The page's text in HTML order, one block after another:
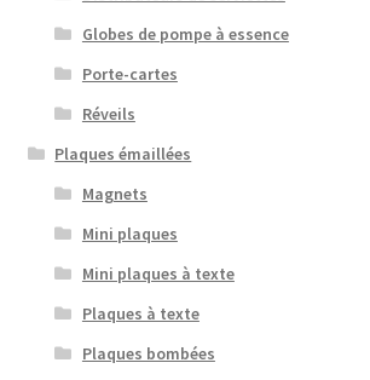
Globes de pompe à essence
Porte-cartes
Réveils
Plaques émaillées
Magnets
Mini plaques
Mini plaques à texte
Plaques à texte
Plaques bombées